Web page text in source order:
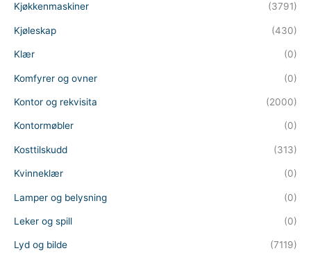
Kjøkkenmaskiner (3791)
Kjøleskap (430)
Klær (0)
Komfyrer og ovner (0)
Kontor og rekvisita (2000)
Kontormøbler (0)
Kosttilskudd (313)
Kvinneklær (0)
Lamper og belysning (0)
Leker og spill (0)
Lyd og bilde (7119)